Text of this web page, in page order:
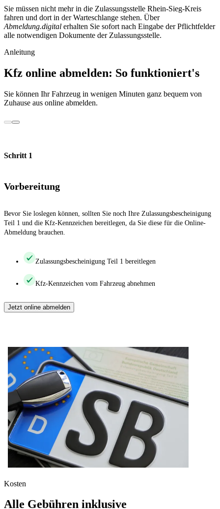
Sie müssen nicht mehr in die Zulassungsstelle Rhein-Sieg-Kreis
fahren und dort in der Warteschlange stehen. Über
Abmeldung.digital erhalten Sie sofort nach Eingabe der Pflichtfelder
alle notwendigen Dokumente der Zulassungsstelle.
Anleitung
Kfz online abmelden: So funktioniert's
Sie können Ihr Fahrzeug in wenigen Minuten ganz bequem von
Zuhause aus online abmelden.
Schritt 1
Vorbereitung
Bevor Sie loslegen können, sollten Sie noch Ihre Zulassungsbescheinigung
Teil 1 und die Kfz-Kennzeichen bereitlegen, da Sie diese für die Online-
Abmeldung brauchen.
Zulassungsbescheinigung Teil 1 bereitlegen
Kfz-Kennzeichen vom Fahrzeug abnehmen
Jetzt online abmelden
Kosten
Alle Gebühren inklusive